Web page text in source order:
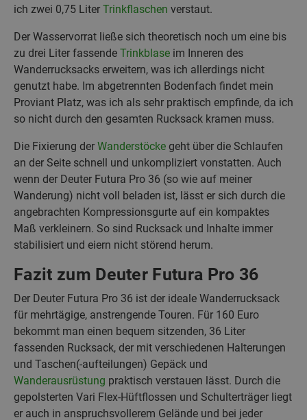
ich zwei 0,75 Liter Trinkflaschen verstaut.
Der Wasservorrat ließe sich theoretisch noch um eine bis
zu drei Liter fassende Trinkblase im Inneren des
Wanderrucksacks erweitern, was ich allerdings nicht
genutzt habe. Im abgetrennten Bodenfach findet mein
Proviant Platz, was ich als sehr praktisch empfinde, da ich
so nicht durch den gesamten Rucksack kramen muss.
Die Fixierung der Wanderstöcke geht über die Schlaufen
an der Seite schnell und unkompliziert vonstatten. Auch
wenn der Deuter Futura Pro 36 (so wie auf meiner
Wanderung) nicht voll beladen ist, lässt er sich durch die
angebrachten Kompressionsgurte auf ein kompaktes
Maß verkleinern. So sind Rucksack und Inhalte immer
stabilisiert und eiern nicht störend herum.
Fazit zum Deuter Futura Pro 36
Der Deuter Futura Pro 36 ist der ideale Wanderrucksack
für mehrtägige, anstrengende Touren. Für 160 Euro
bekommt man einen bequem sitzenden, 36 Liter
fassenden Rucksack, der mit verschiedenen Halterungen
und Taschen(-aufteilungen) Gepäck und
Wanderausrüstung praktisch verstauen lässt. Durch die
gepolsterten Vari Flex-Hüftflossen und Schulterträger liegt
er auch in anspruchsvollerem Gelände und bei jeder